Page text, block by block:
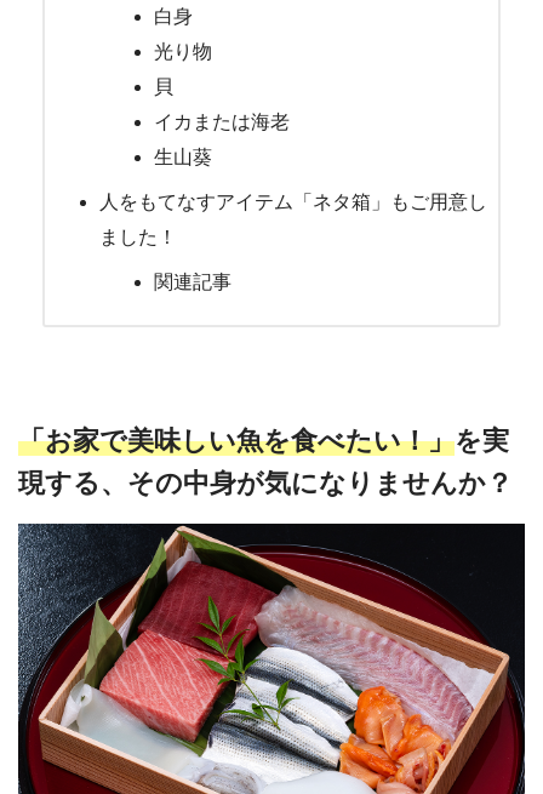
白身
光り物
貝
イカまたは海老
生山葵
人をもてなすアイテム「ネタ箱」もご用意し
ました！
関連記事
「お家で美味しい魚を食べたい！」を実
現する、その中身が気になりませんか？